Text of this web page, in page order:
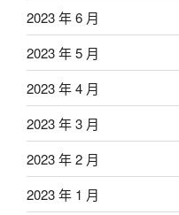
2023 年 6 月
2023 年 5 月
2023 年 4 月
2023 年 3 月
2023 年 2 月
2023 年 1 月